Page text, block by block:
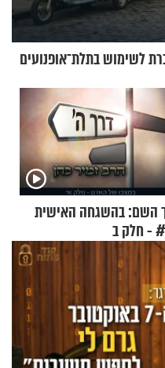
לשימוש בתלת־אופנועים
השם: בהשגחה האישית
ב